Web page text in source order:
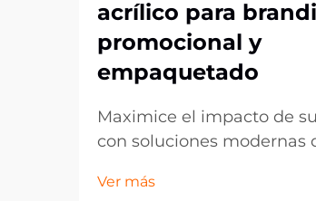
acrílico para
promocional y
empaquetado
Maximice el impacto de
con soluciones modernas
entorno actual del
Ver más